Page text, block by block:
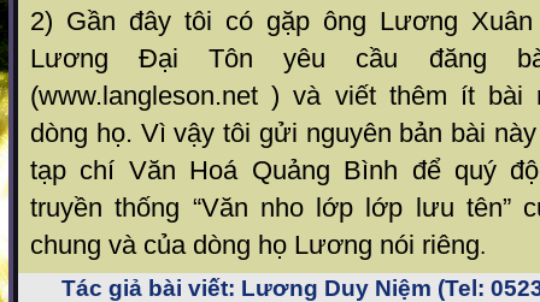
2) Gần đây tôi có gặp ông Lương
Lương Đại Tôn yêu cầu đăng
(www.langleson.net ) và viết thêm ít bài
dòng họ. Vì vậy tôi gửi nguyên bản bài
tạp chí Văn Hoá Quảng Bình để quý
truyền thống “Văn nho lớp lớp lưu tên”
chung và của dòng họ Lương nói riêng.
Tác giả bài viết: Lương Duy Niệm (Tel: